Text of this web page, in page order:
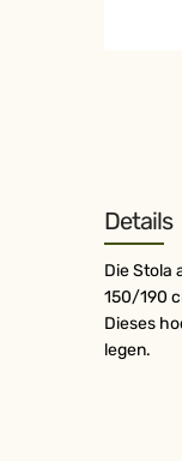
Details
Die Stola
150/190
Dieses
legen.